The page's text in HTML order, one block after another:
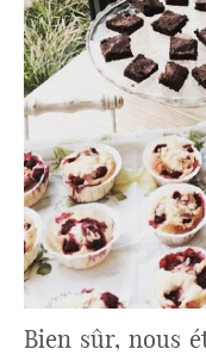
Bien sûr, nous